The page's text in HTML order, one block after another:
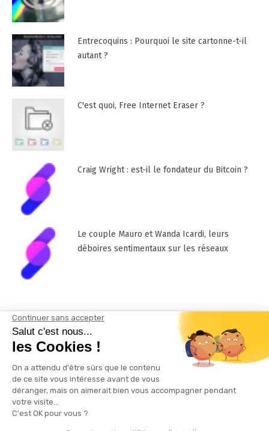
Entrecoquins : Pourquoi le site cartonne-t-il
autant ?
C'est quoi, Free Internet Eraser ?
Craig Wright : est-il le fondateur du Bitcoin ?
Le couple Mauro et Wanda Icardi, leurs
déboires sentimentaux sur les réseaux
Mentions Légales
Plan du site